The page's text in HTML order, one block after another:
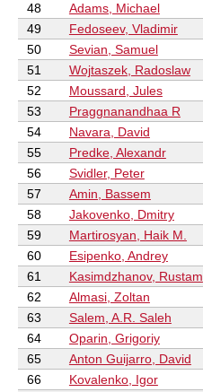
48
Adams, Michael
49
Fedoseev, Vladimir
50
Sevian, Samuel
51
Wojtaszek, Radoslaw
52
Moussard, Jules
53
Praggnanandhaa R
54
Navara, David
55
Predke, Alexandr
56
Svidler, Peter
57
Amin, Bassem
58
Jakovenko, Dmitry
59
Martirosyan, Haik M.
60
Esipenko, Andrey
61
Kasimdzhanov, Rustam
62
Almasi, Zoltan
63
Salem, A.R. Saleh
64
Oparin, Grigoriy
65
Anton Guijarro, David
66
Kovalenko, Igor